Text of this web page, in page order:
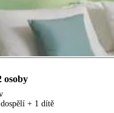
osoby
+ 1 dítě